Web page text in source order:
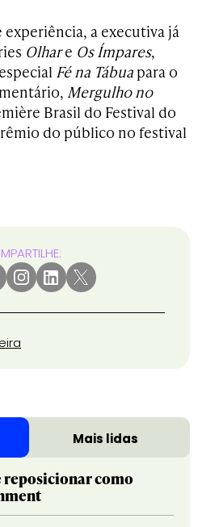
experiência, a executiva já
Olhare Os Ímpares,
Fé na Tábua para o
Mergulho no
Brasil do Festival do
do público no festival
Mais lidas
reposicionar como